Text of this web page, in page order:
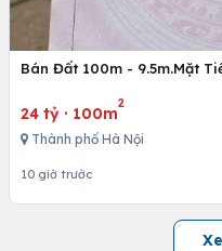
Bán Đất 100m - 9.5m.Mặt
24 tỷ · 100m
2
Thành phố Hà Nội
10 giờ trước